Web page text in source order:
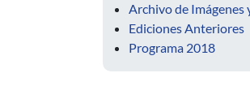
Archivo de Imágenes
Ediciones Anteriores
Programa 2018